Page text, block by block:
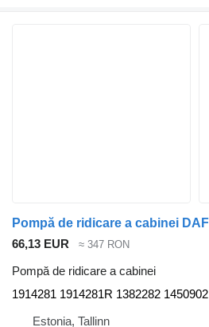
66,13 EUR ≈ 347 RON
Pompă de ridicare a cabinei
1914281 1914281R 1382282 1450902
Estonia, Tallinn